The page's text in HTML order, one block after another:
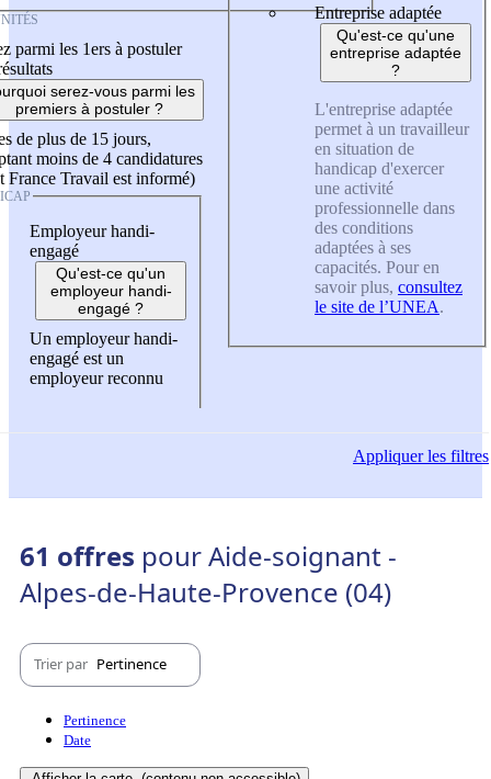
parmi les 1ers à postuler
serez-vous parmi les
premiers à postuler ?
de plus de 15 jours,
moins de 4 candidatures
France Travail est informé)
Employeur handi-
engagé
Qu'est-ce qu'un
employeur handi-
engagé ?
Un employeur handi-
engagé est un
employeur reconnu
Entreprise adaptée
Qu'est-ce qu'une
entreprise adaptée
?
L'entreprise adaptée
permet à un travailleur
en situation de
handicap d'exercer
une activité
professionnelle dans
des conditions
adaptées à ses
capacités. Pour en
savoir plus, consultez
le site de l’UNEA.
Appliquerles filtres
61 offres pour Aide-soignant -
Alpes-de-Haute-Provence (04)
Trier par Pertinence
Pertinence
Date